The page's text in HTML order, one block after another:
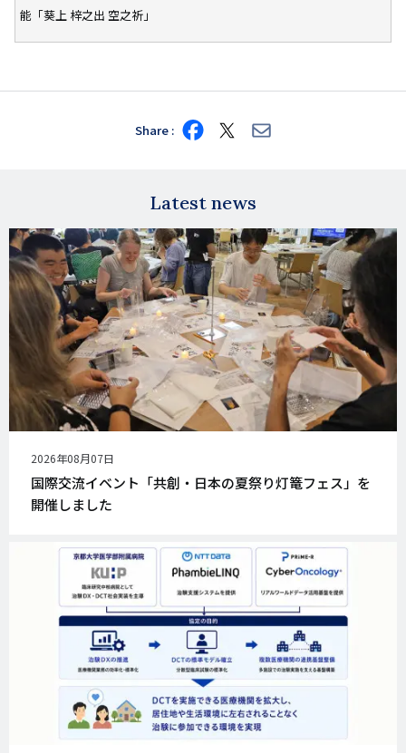
能「葵上 梓之出 空之祈」
Share Share
on
Share
on
Share
via
Latest news
公
開
日
2026年08月07日
国際交流イベント「共創・日本の夏祭り灯篭フェス」を
開催しました